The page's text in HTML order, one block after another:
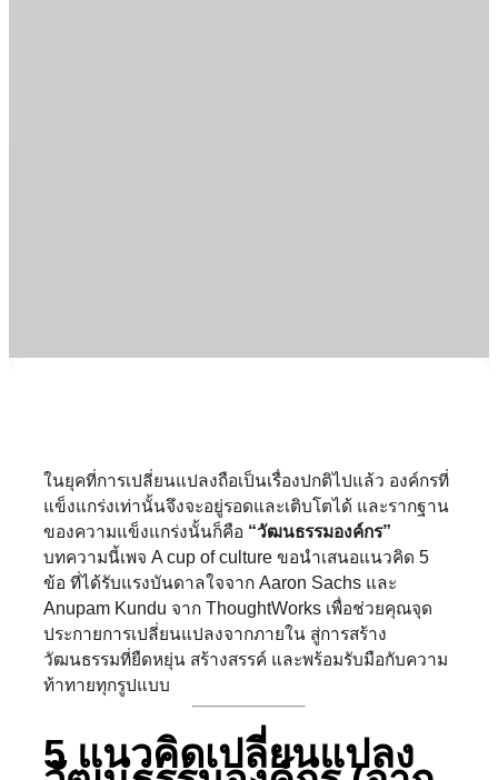
ในยุคที่การเปลี่ยนแปลงถือเป็นเรื่องปกติไปแล้ว องค์กรที่
แข็งแกร่งเท่านั้นจึงจะอยู่รอดและเติบโตได้ และรากฐาน
ของความแข็งแกร่งนั้นก็คือ “วัฒนธรรมองค์กร”
บทความนี้เพจ A cup of culture ขอนำเสนอแนวคิด 5
ข้อ ที่ได้รับแรงบันดาลใจจาก Aaron Sachs และ
Anupam Kundu จาก ThoughtWorks เพื่อช่วยคุณจุด
ประกายการเปลี่ยนแปลงจากภายใน สู่การสร้าง
วัฒนธรรมที่ยืดหยุ่น สร้างสรรค์ และพร้อมรับมือกับความ
ท้าทายทุกรูปแบบ
5 แนวคิดเปลี่ยนแปลง